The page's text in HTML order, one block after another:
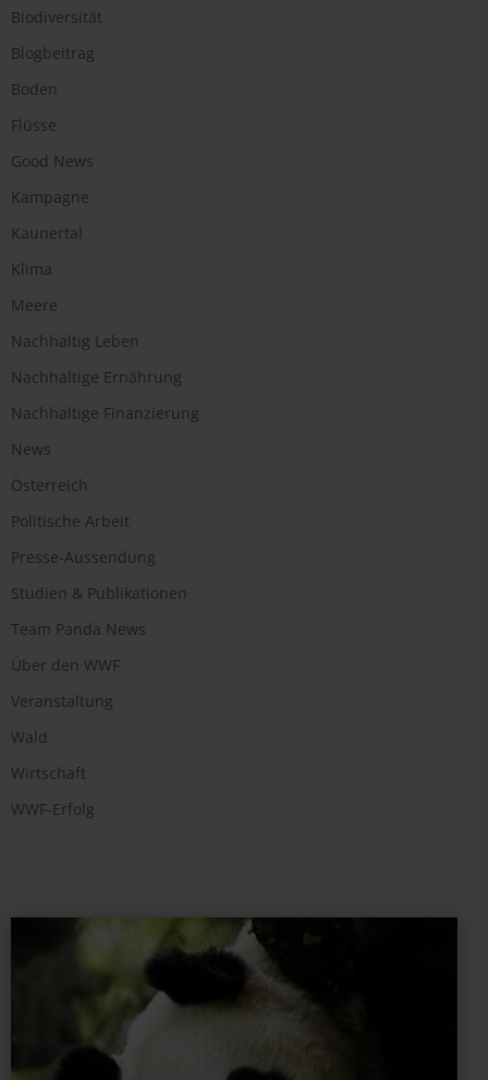
Biodiversität
Blogbeitrag
Boden
Flüsse
Good News
Kampagne
Kaunertal
Klima
Meere
Nachhaltig Leben
Nachhaltige Ernährung
Nachhaltige Finanzierung
News
Österreich
Politische Arbeit
Presse-Aussendung
Studien & Publikationen
Team Panda News
Über den WWF
Veranstaltung
Wald
Wirtschaft
WWF-Erfolg